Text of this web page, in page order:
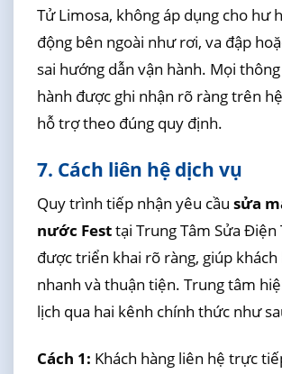
Tử Limosa, không áp dụng cho hư
động bên ngoài như rơi, va đập
sai hướng dẫn vận hành. Mọi
hành được ghi nhận rõ ràng trên
hỗ trợ theo đúng quy định.
7. Cách liên hệ dịch vụ
Quy trình tiếp nhận yêu cầu sửa
nước Festtại Trung Tâm Sửa Điện
được triển khai rõ ràng, giúp khách
nhanh và thuận tiện. Trung tâm
lịch qua hai kênh chính thức như
Cách 1: Khách hàng liên hệ trực